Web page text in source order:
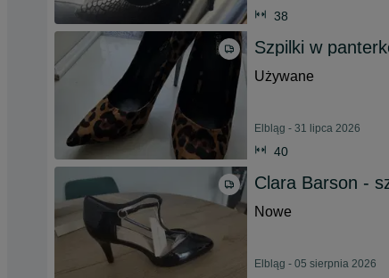
38
Szpilki w
Używane
Elbląg - 31 lipca 2026
40
Clara Barson -
Nowe
Elbląg - 05 sierpnia 2026